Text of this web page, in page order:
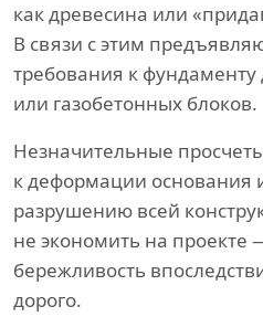
как древесина или
В связи с этим
требования к фундаменту
или газобетонных блоков.
Незначительные
к деформации основания
разрушению всей
не экономить на проекте
бережливость
дорого.